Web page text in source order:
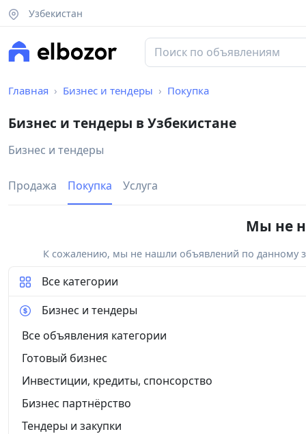
Узбекистан
Главная Бизнес и тендеры Покупка
Бизнес и тендеры в Узбекистане
Бизнес и тендеры
Продажа Покупка Услуга
Мы не
К сожалению, мы не нашли объявлений по данному
Все категории
Бизнес и тендеры
Все объявления категории
Готовый бизнес
Инвестиции, кредиты, спонсорство
Бизнес партнёрство
Тендеры и закупки